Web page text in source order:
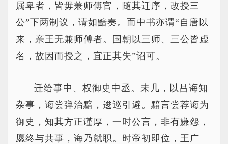
属卑者，皆毋兼师傅官，随其迁序，改授三
公”下两制议，请如黯奏。而中书亦谓“自唐以
来，亲王无兼师傅者。国朝以三师、三公皆虚
名，故因而授之，宜正其失”诏可。
迁给事中、权御史中丞。未几，以吕诲知
杂事，诲尝弹治黯，逡巡引避。黯言尝荐诲为
御史，知其方正谨厚，一时公言，非有嫌怨，
愿终与共事，诲乃就职。时帝初即位，王广